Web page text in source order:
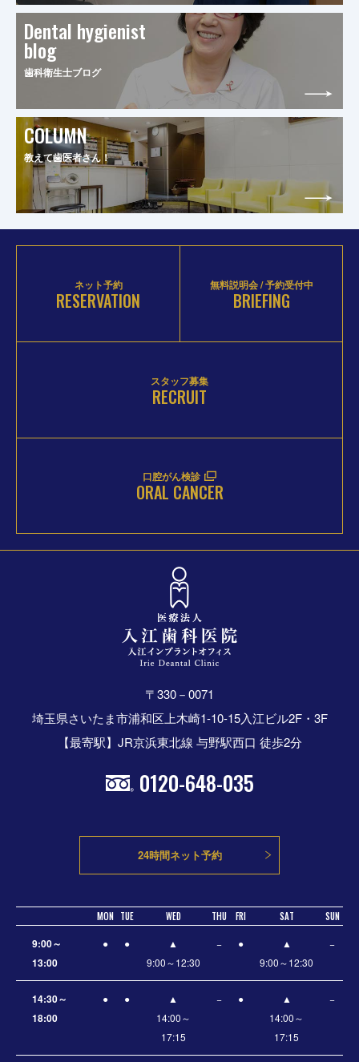
Dental hygienist
blog
歯科衛生士ブログ
COLUMN
教えて歯医者さん！
ネット予約
RESERVATION
無料説明会 / 予約受付中
BRIEFING
スタッフ募集
RECRUIT
口腔がん検診
ORAL CANCER
〒330－0071
埼玉県さいたま市浦和区上木崎1-10-15入江ビル2F・3F
【最寄駅】JR京浜東北線 与野駅西口 徒歩2分
0120-648-035
24時間ネット予約
MON TUE WED THU FRI SAT SUN
9:00～
13:00
● ●
▲
9:00～12:30
− ●
▲
9:00～12:30
−
14:30～
18:00
● ●
▲
14:00～
17:15
− ●
▲
14:00～
17:15
−